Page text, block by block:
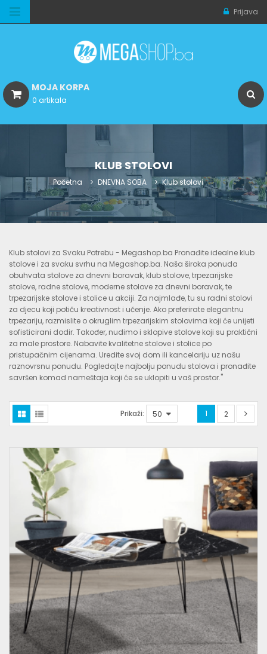
Prijava
MOJA KORPA
0 artikala
KLUB STOLOVI
Početna DNEVNA SOBA Klub stolovi
Klub stolovi za Svaku Potrebu - Megashop.ba Pronađite idealne klub
stolove i za svaku svrhu na Megashop.ba. Naša široka ponuda
obuhvata stolove za dnevni boravak, klub stolove, trpezarijske
stolove, radne stolove, moderne stolove za dnevni boravak, te
trpezarijske stolove i stolice u akciji. Za najmlađe, tu su radni stolovi
za djecu koji potiču kreativnost i učenje. Ako preferirate elegantnu
trpezariju, razmislite o okruglim trpezarijskim stolovima koji će unijeti
sofisticirani dodir. Također, nudimo i sklopive stolove koji su praktični
za male prostore. Nabavite kvalitetne stolove i stolice po
pristupačnim cijenama. Uredite svoj dom ili kancelariju uz našu
raznovrsnu ponudu. Pogledajte najbolju ponudu stolova i pronađite
savršen komad nameštaja koji će se uklopiti u vaš prostor."
Prikaži: 1 2